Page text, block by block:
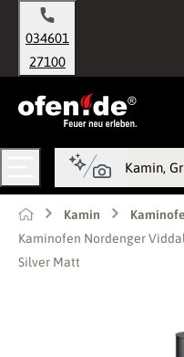
springen
034601
27100
Kamin
Kaminofen Nordenger
Silver Matt